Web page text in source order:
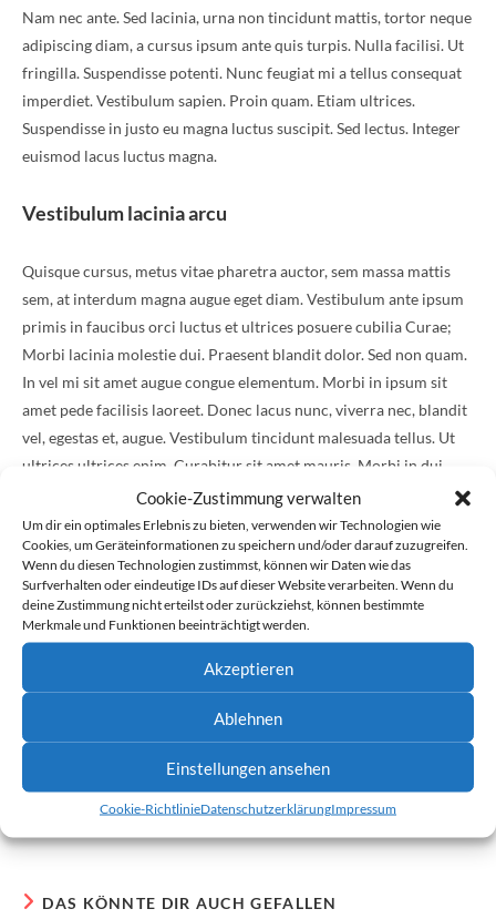
Cookie-Zustimmung verwalten
Um dir ein optimales Erlebnis zu bieten, verwenden wir Technologien wie
Cookies, um Geräteinformationen zu speichern und/oder darauf zuzugreifen.
Wenn du diesen Technologien zustimmst, können wir Daten wie das
Surfverhalten oder eindeutige IDs auf dieser Website verarbeiten. Wenn du
deine Zustimmung nicht erteilst oder zurückziehst, können bestimmte
Merkmale und Funktionen beeinträchtigt werden.
Akzeptieren
Ablehnen
Einstellungen ansehen
Cookie-RichtlinieDatenschutzerklärungImpressum
Nam nec ante. Sed lacinia, urna non tincidunt mattis, tortor neque
adipiscing diam, a cursus ipsum ante quis turpis. Nulla facilisi. Ut
fringilla. Suspendisse potenti. Nunc feugiat mi a tellus consequat
imperdiet. Vestibulum sapien. Proin quam. Etiam ultrices.
Suspendisse in justo eu magna luctus suscipit. Sed lectus. Integer
euismod lacus luctus magna.
Vestibulum lacinia arcu
Quisque cursus, metus vitae pharetra auctor, sem massa mattis
sem, at interdum magna augue eget diam. Vestibulum ante ipsum
primis in faucibus orci luctus et ultrices posuere cubilia Curae;
Morbi lacinia molestie dui. Praesent blandit dolor. Sed non quam.
In vel mi sit amet augue congue elementum. Morbi in ipsum sit
amet pede facilisis laoreet. Donec lacus nunc, viverra nec, blandit
vel, egestas et, augue. Vestibulum tincidunt malesuada tellus. Ut
ultrices ultrices enim. Curabitur sit amet mauris. Morbi in dui
quis est pulvinar ullamcorper. Nulla facilisi.
Integer lacinia sollicitudin massa. Cras metus. Sed aliquet risus a tortor.
Integer id quam. Morbi mi. Quisque nisl felis, venenatis tristique,
dignissim in, ultrices sit amet, augue. Proin sodales libero eget ante.
Aenean lectus elit, fermentum non, convallis id, sagittis at, neque.
Nullam mauris orci, aliquet et, iaculis et, viverra vitae, ligula. Nulla
ut felis in purus aliquam imperdiet. Maecenas aliquet mollis
lectus. Vivamus consectetuer risus et tortor. Lorem ipsum dolor
sit amet, consectetur adipiscing elit. Integer nec odio. Praesent
libero. Sed cursus ante dapibus diam. Sed nisi. Nulla quis sem at
nibh elementum imperdiet. Duis sagittis ipsum.
DAS KÖNNTE DIR AUCH GEFALLEN